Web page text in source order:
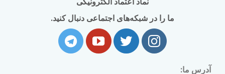
ما را در شبکه‌های اجتماعی دنبال کنید.
آدرس ما: